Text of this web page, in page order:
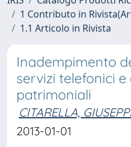
1 Contributo in
1.1 Articolo in Rivista
Inadempimento
servizi telefonici
patrimoniali
CITARELLA,
2013-01-01